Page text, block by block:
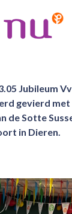
Jubileum
gevierd met
de Sotte
in Dieren.